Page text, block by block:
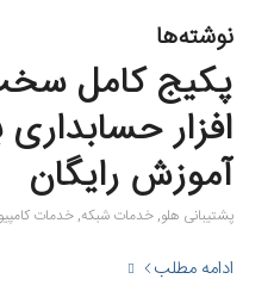
نوشته‌ها
پکیج کامل
افزار حسابداری
آموزش رایگان
پشتیبانی هلو,خدمات شبکه,خدمات
ادامه مطلب